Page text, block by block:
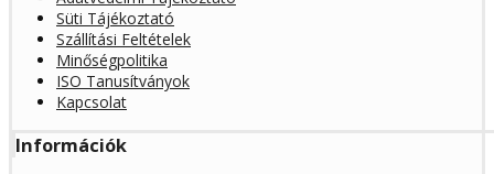
Süti Tájékoztató
Szállítási Feltételek
Minőségpolitika
ISO Tanusítványok
Kapcsolat
Információk